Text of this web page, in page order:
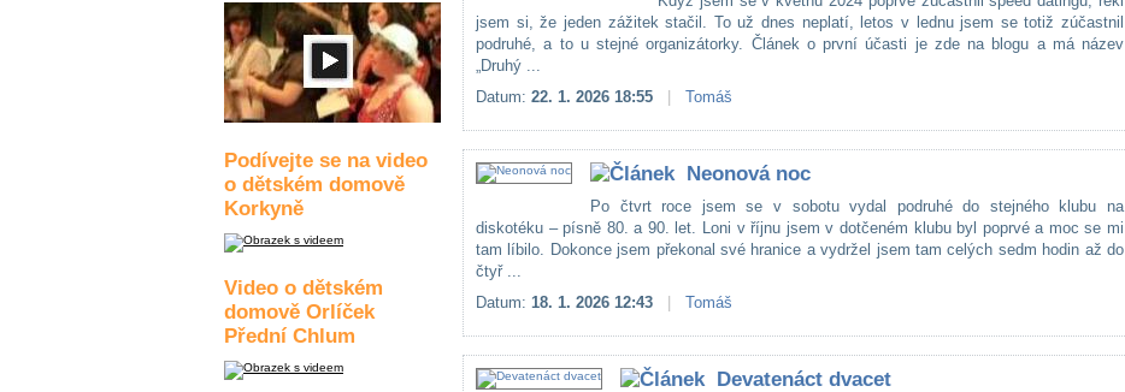
Podívejte se na video
o dětském domově
Korkyně
Video o dětském
domově Orlíček
Přední Chlum
jsem si, že jeden zážitek stačil. To už dnes neplatí, letos v lednu jsem se totiž zúčastnil
podruhé, a to u stejné organizátorky. Článek o první účasti je zde na blogu a má název
„Druhý ...
Datum: 22. 1. 2026 18:55 Tomáš
Neonová noc
Po čtvrt roce jsem se v sobotu vydal podruhé do stejného klubu na
diskotéku – písně 80. a 90. let. Loni v říjnu jsem v dotčeném klubu byl poprvé a moc se mi
tam líbilo. Dokonce jsem překonal své hranice a vydržel jsem tam celých sedm hodin až do
čtyř ...
Datum: 18. 1. 2026 12:43 Tomáš
Devatenáct dvacet